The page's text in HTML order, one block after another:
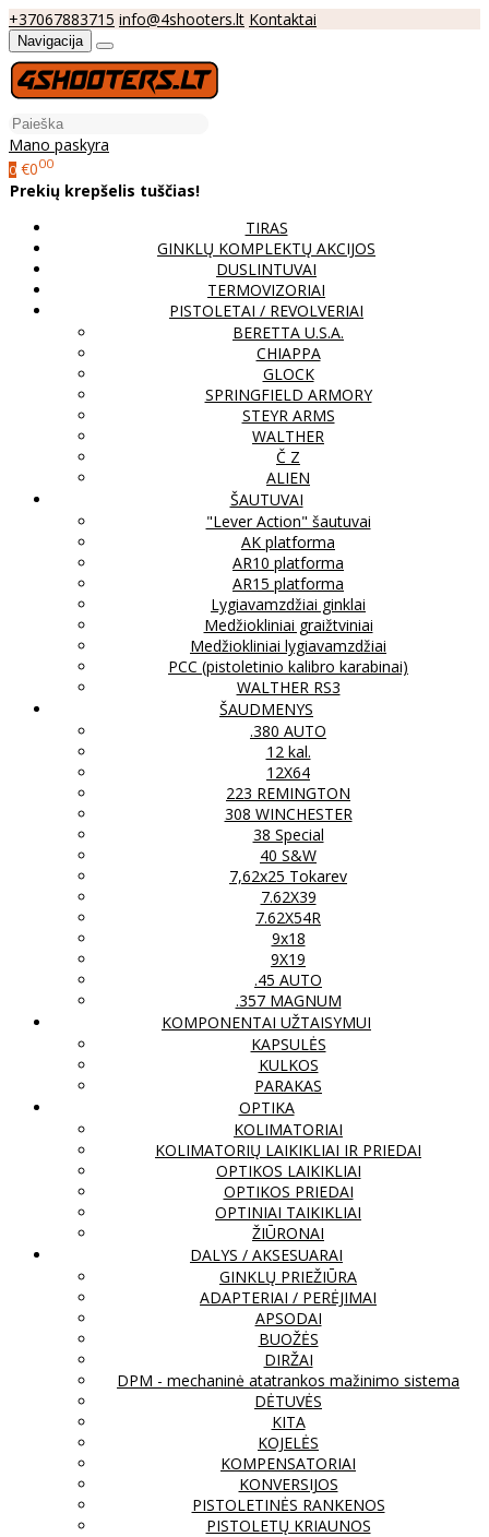
+37067883715 info@4shooters.lt Kontaktai
Navigacija
Mano paskyra
0 €000
Prekių krepšelis tuščias!
TIRAS
GINKLŲ KOMPLEKTŲ AKCIJOS
DUSLINTUVAI
TERMOVIZORIAI
PISTOLETAI / REVOLVERIAI
BERETTA U.S.A.
CHIAPPA
GLOCK
SPRINGFIELD ARMORY
STEYR ARMS
WALTHER
Č Z
ALIEN
ŠAUTUVAI
"Lever Action" šautuvai
AK platforma
AR10 platforma
AR15 platforma
Lygiavamzdžiai ginklai
Medžiokliniai graižtviniai
Medžiokliniai lygiavamzdžiai
PCC (pistoletinio kalibro karabinai)
WALTHER RS3
ŠAUDMENYS
.380 AUTO
12 kal.
12X64
223 REMINGTON
308 WINCHESTER
38 Special
40 S&W
7,62x25 Tokarev
7.62X39
7.62X54R
9x18
9X19
.45 AUTO
.357 MAGNUM
KOMPONENTAI UŽTAISYMUI
KAPSULĖS
KULKOS
PARAKAS
OPTIKA
KOLIMATORIAI
KOLIMATORIŲ LAIKIKLIAI IR PRIEDAI
OPTIKOS LAIKIKLIAI
OPTIKOS PRIEDAI
OPTINIAI TAIKIKLIAI
ŽIŪRONAI
DALYS / AKSESUARAI
GINKLŲ PRIEŽIŪRA
ADAPTERIAI / PERĖJIMAI
APSODAI
BUOŽĖS
DIRŽAI
DPM - mechaninė atatrankos mažinimo sistema
DĖTUVĖS
KITA
KOJELĖS
KOMPENSATORIAI
KONVERSIJOS
PISTOLETINĖS RANKENOS
PISTOLETŲ KRIAUNOS